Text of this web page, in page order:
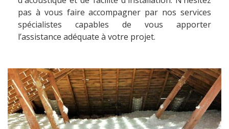
pas à vous faire accompagner par nos services
spécialistes capables de vous apporter
l’assistance adéquate à votre projet.